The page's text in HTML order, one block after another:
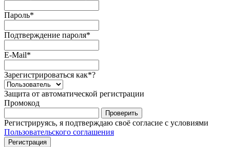
Пароль*
Подтверждение пароля*
E-Mail*
Зарегистрироваться как*?
Защита от автоматической регистрации
Промокод
Регистрируясь, я подтверждаю своё согласие с условиями
Пользовательского соглашения